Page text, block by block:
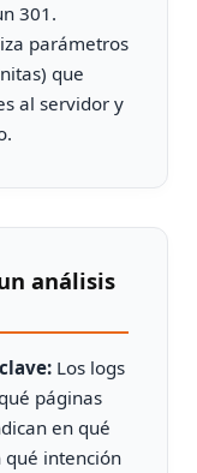
301.
parámetros
que
al servidor y
análisis
Los logs
páginas
en qué
qué intención